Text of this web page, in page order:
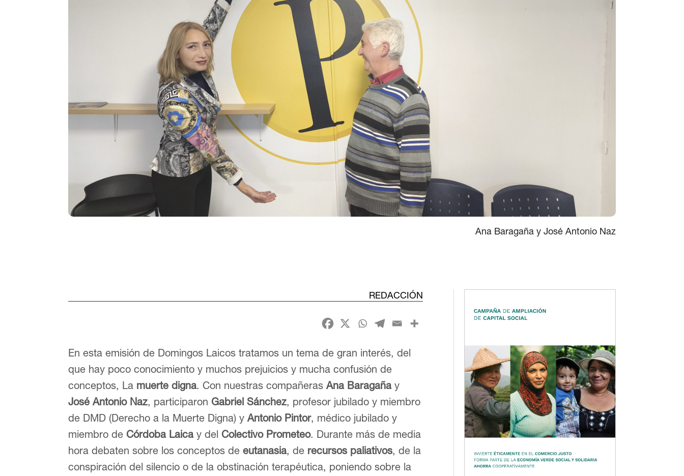
Ana Baragaña y José Antonio Naz
REDACCIÓN
En esta emisión de Domingos Laicos tratamos un tema de gran interés, del
que hay poco conocimiento y muchos prejuicios y mucha confusión de
conceptos, La muerte digna. Con nuestras compañerasAna Baragañay
José Antonio Naz, participaron Gabriel Sánchez, profesor jubilado y miembro
de DMD (Derecho a la Muerte Digna) yAntonio Pintor, médico jubilado y
miembro de Córdoba Laicay del Colectivo Prometeo. Durante más de media
hora debaten sobre los conceptos deeutanasia, de recursos paliativos, de la
conspiración del silencio o de la obstinación terapéutica, poniendo sobre la